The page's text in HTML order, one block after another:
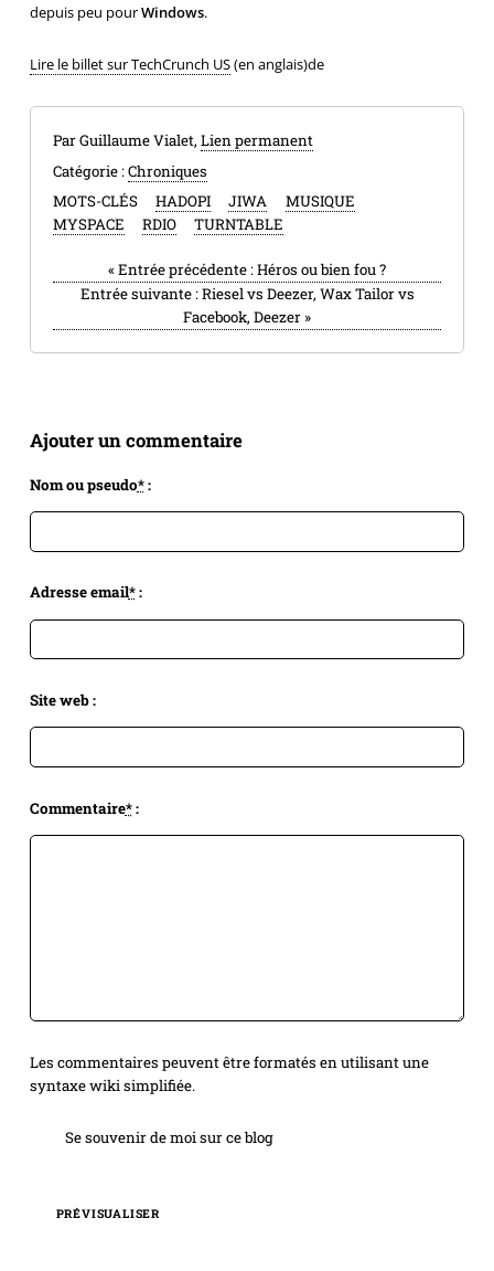
depuis peu pourWindows.
Lire le billet sur TechCrunch US(en anglais)de
Par Guillaume Vialet, Lien permanent
Catégorie :Chroniques
MOTS-CLÉS
HADOPI JIWA
MUSIQUE
MYSPACE
RDIO TURNTABLE
«Entrée précédente :Héros ou bien fou ?
Entrée suivante :Riesel vs Deezer, Wax Tailor vs
Facebook, Deezer »
Ajouter un commentaire
Nom ou pseudo*:
Adresse email*:
Site web :
Commentaire*:
Les commentaires peuvent être formatés en utilisant une
syntaxe wiki simplifiée.
Se souvenir de moi sur ce blog
PRÉVISUALISER